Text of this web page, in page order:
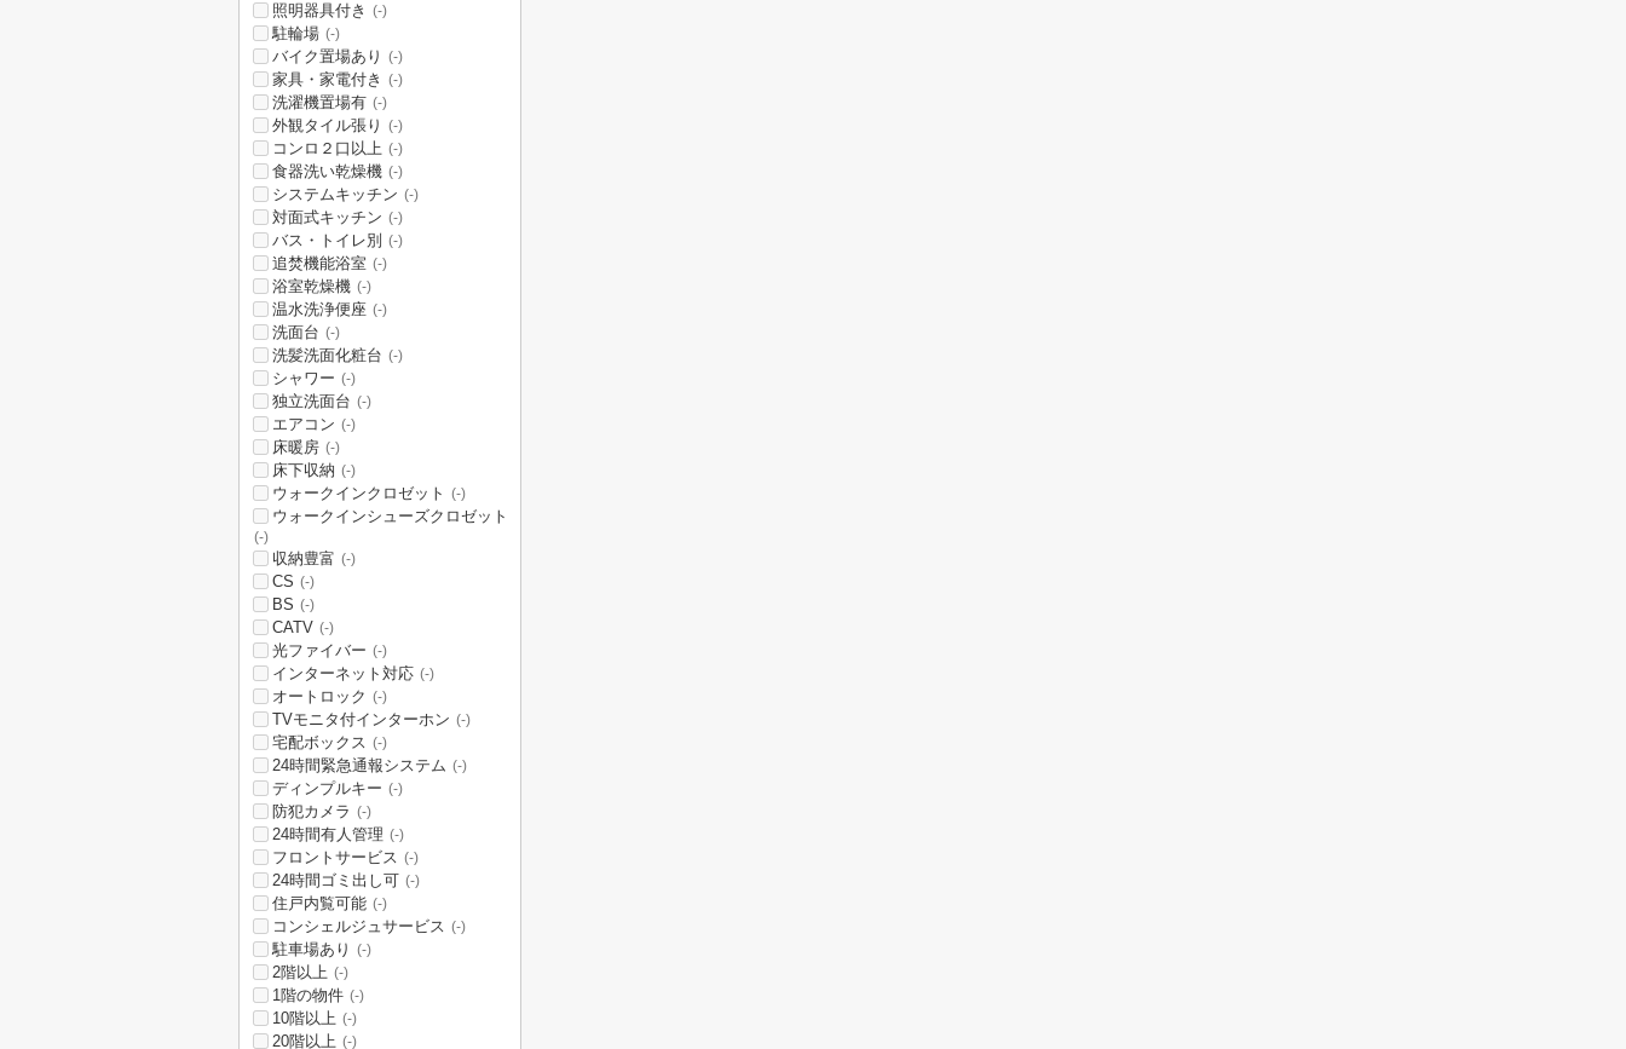
照明器具付き (-)
駐輪場 (-)
バイク置場あり (-)
家具・家電付き (-)
洗濯機置場有 (-)
外観タイル張り (-)
コンロ２口以上 (-)
食器洗い乾燥機 (-)
システムキッチン (-)
対面式キッチン (-)
バス・トイレ別 (-)
追焚機能浴室 (-)
浴室乾燥機 (-)
温水洗浄便座 (-)
洗面台 (-)
洗髪洗面化粧台 (-)
シャワー (-)
独立洗面台 (-)
エアコン (-)
床暖房 (-)
床下収納 (-)
ウォークインクロゼット (-)
ウォークインシューズクロゼット
(-)
収納豊富 (-)
CS (-)
BS (-)
CATV (-)
光ファイバー (-)
インターネット対応 (-)
オートロック (-)
TVモニタ付インターホン (-)
宅配ボックス (-)
24時間緊急通報システム (-)
ディンプルキー (-)
防犯カメラ (-)
24時間有人管理 (-)
フロントサービス (-)
24時間ゴミ出し可 (-)
住戸内覧可能 (-)
コンシェルジュサービス (-)
駐車場あり (-)
2階以上 (-)
1階の物件 (-)
10階以上 (-)
20階以上 (-)